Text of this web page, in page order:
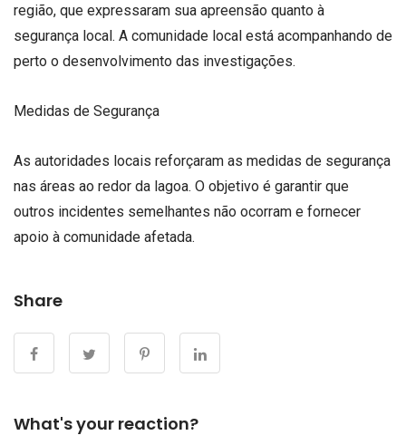
região, que expressaram sua apreensão quanto à
segurança local. A comunidade local está acompanhando de
perto o desenvolvimento das investigações.
Medidas de Segurança
As autoridades locais reforçaram as medidas de segurança
nas áreas ao redor da lagoa. O objetivo é garantir que
outros incidentes semelhantes não ocorram e fornecer
apoio à comunidade afetada.
Share
What's your reaction?